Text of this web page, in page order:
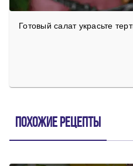
Готовый салат украсьте
Похожие рецепты